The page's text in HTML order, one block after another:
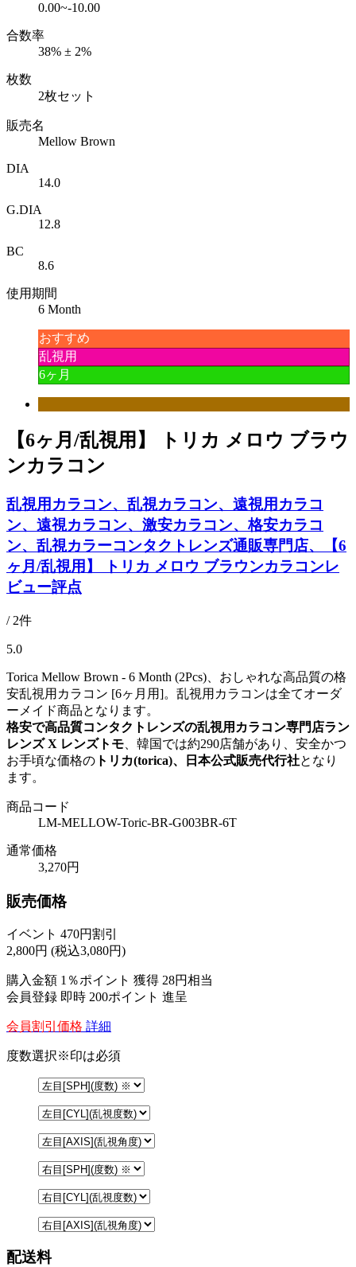
0.00~-10.00
合数率
38% ± 2%
枚数
2枚セット
販売名
Mellow Brown
DIA
14.0
G.DIA
12.8
BC
8.6
使用期間
6 Month
おすすめ
乱視用
6ヶ月
【6ヶ月/乱視用】 トリカ メロウ ブラウ
ンカラコン
乱視用カラコン、乱視カラコン、遠視用カラコ
ン、遠視カラコン、激安カラコン、格安カラコ
ン、乱視カラーコンタクトレンズ通販専門店、【6
ヶ月/乱視用】 トリカ メロウ ブラウンカラコンレ
ビュー評点
/ 2件
5.0
Torica Mellow Brown - 6 Month (2Pcs)、おしゃれな高品質の格
安乱視用カラコン [6ヶ月用]。乱視用カラコンは全てオーダ
ーメイド商品となります。
格安で高品質コンタクトレンズの乱視用カラコン専門店ラン
レンズ X レンズトモ 、韓国では約290店舗があり、安全かつ
お手頃な価格の トリカ(torica)、日本公式販売代行社となり
ます。
商品コード
LM-MELLOW-Toric-BR-G003BR-6T
通常価格
3,270円
販売価格
イベント 470円割引
2,800円 (税込3,080円)
購入金額 1％ポイント 獲得 28円相当
会員登録 即時 200ポイント 進呈
会員割引価格 詳細
度数選択※印は必須
配送料